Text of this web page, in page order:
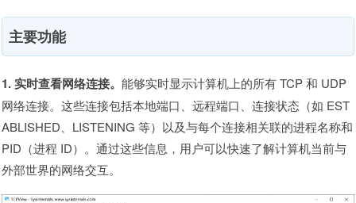
主要功能
1. 实时查看网络连接。 能够实时显示计算机上的所有 TCP 和 UDP
网络连接。这些连接包括本地端口、远程端口、连接状态（如 EST
ABLISHED、LISTENING 等）以及与每个连接相关联的进程名称和
PID（进程 ID）。通过这些信息，用户可以快速了解计算机当前与
外部世界的网络交互。